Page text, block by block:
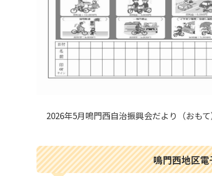
2026年5月鳴門西自治振興会だより（おもて
鳴門西地区